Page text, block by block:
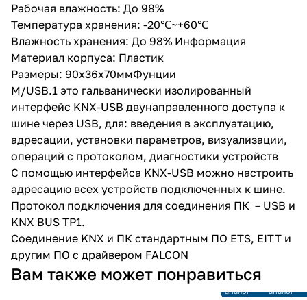
Рабочая влажность: До 98%
Температура хранения: -20℃~+60℃
Влажность хранения: До 98% Информация
Материал корпуса: Пластик
Размеры: 90х36х70ммФунции
M/USB.1 это гальванически изолированный
интерфейс KNX-USB двунаправленного доступа к
шине через USB, для: введения в эксплуатацию,
адресации, установки параметров, визуализации,
операций с протоколом, диагностики устройств
С помощью интерфейса KNX-USB можно настроить
адресацию всех устройств подключенных к шине.
Протокол подключения для соединения ПК －USB и
KNX BUS TP1.
Соединение KNX и ПК стандартным ПО ETS, EITT и
другим ПО с драйвером FALCON
Вам также может понравиться
производства
Ссылка на